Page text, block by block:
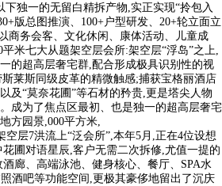
下独一的无留白精拆产物,实正实现“拎包入
版总图推演、100+户型研发、20+轮立面立
商务会客、文化休闲、康体活动、儿童成
米七大从题架空层会所:架空层“浮岛”之上,
的超高层奢宅群,配合形成极具识别性的视
莱斯同级皮革的精微触感;捕获宝格丽酒店
及“莫奈花圃”等石材的矜贵,更是塔尖人物
成为了焦点区最初、也是独一的超高层奢宅
方园景,000平方米,
层7洪流上“泛会所”,本年5月,正在4位设想
圃对语星辰,客户无需二次拆修,尤值一提的
廊、高端泳池、健身核心、餐厅、SPA水
酒吧等功能空间,更极其豪侈地留出了沉庆